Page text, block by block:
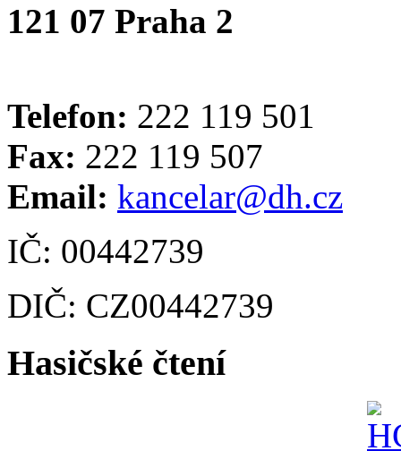
121 07 Praha 2
Telefon: 222 119 501
Fax: 222 119 507
Email: kancelar@dh.cz
IČ: 00442739
DIČ: CZ00442739
Hasičské čtení